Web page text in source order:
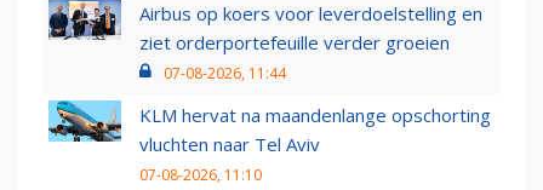
Airbus op koers voor leverdoelstelling en
ziet orderportefeuille verder groeien
07-08-2026, 11:44
KLM hervat na maandenlange opschorting
vluchten naar Tel Aviv
07-08-2026, 11:10